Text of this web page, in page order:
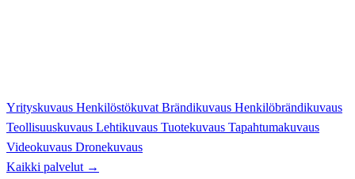
Yrityskuvaus Henkilöstökuvat Brändikuvaus Henkilöbrändikuvaus
Teollisuuskuvaus Lehtikuvaus Tuotekuvaus Tapahtumakuvaus
Videokuvaus Dronekuvaus
Kaikki palvelut →